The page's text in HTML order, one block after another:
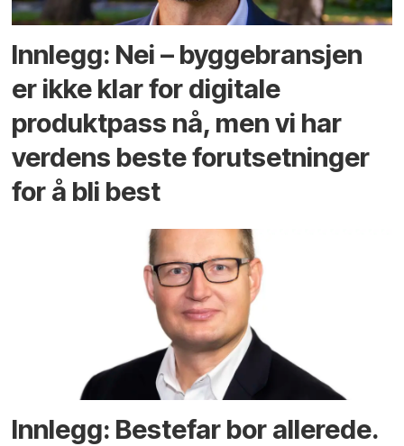
Innlegg: Nei – byggebransjen
er ikke klar for digitale
produktpass nå, men vi har
verdens beste forutsetninger
for å bli best
Innlegg: Bestefar bor allerede.